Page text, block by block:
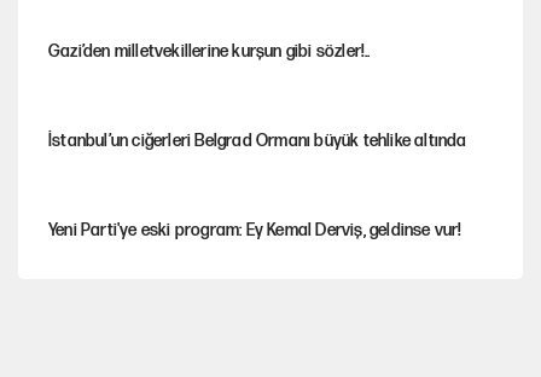
Gazi’den milletvekillerine kurşun gibi sözler!..
İstanbul’un ciğerleri Belgrad Ormanı büyük tehlike altında
Yeni Parti'ye eski program: Ey Kemal Derviş, geldinse vur!